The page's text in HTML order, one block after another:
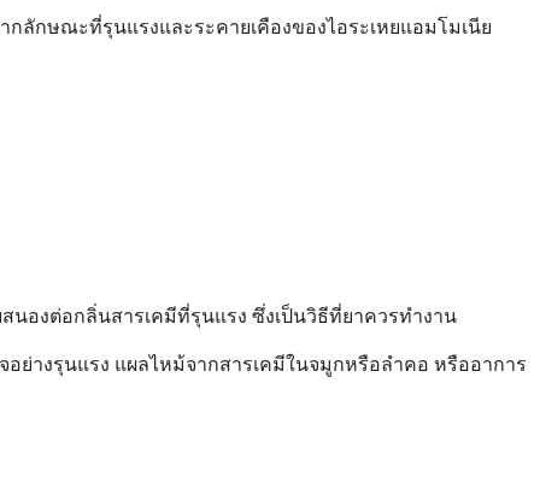
ลักษณะที่รุนแรงและระคายเคืองของไอระเหยแอมโมเนีย
นองต่อกลิ่นสารเคมีที่รุนแรง ซึ่งเป็นวิธีที่ยาควรทำงาน
ย่างรุนแรง แผลไหม้จากสารเคมีในจมูกหรือลำคอ หรืออาการ